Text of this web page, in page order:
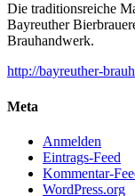
Die traditionsreiche
Bayreuther
Brauhandwerk.
http://bayreuther-
Meta
Anmelden
Eintrags-Feed
Kommentar-
WordPress.org